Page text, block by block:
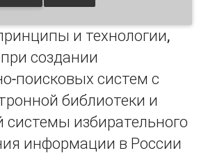
и технологии,
создании
поисковых систем с
библиотеки и
системы избирательного
информации в России